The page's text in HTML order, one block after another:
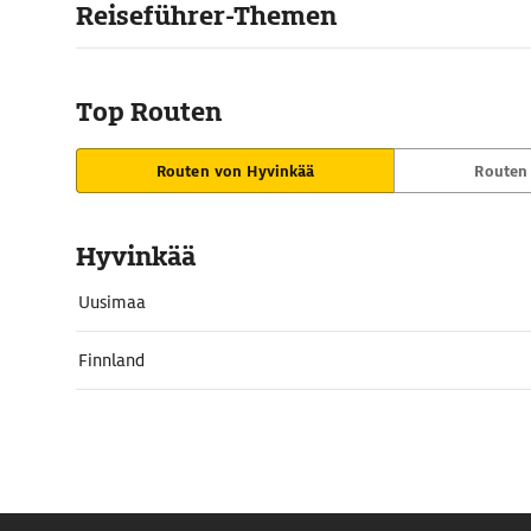
Reiseführer-Themen
Top Routen
Routen von Hyvinkää
Hyvinkää
Uusimaa
Finnland